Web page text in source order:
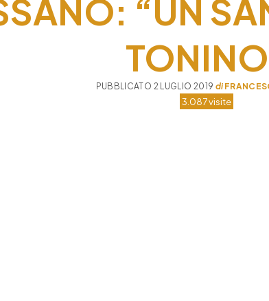
“UN
PUBBLICATO 2 LUGLIO 2019 di
3.087 visite